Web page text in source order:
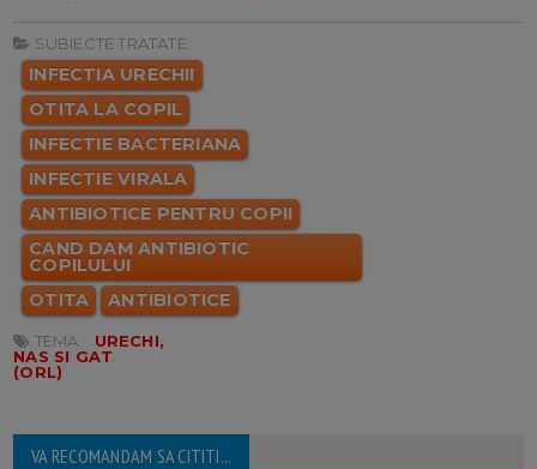
SUBIECTE TRATATE:
INFECTIA URECHII
OTITA LA COPIL
INFECTIE BACTERIANA
INFECTIE VIRALA
ANTIBIOTICE PENTRU COPII
CAND DAM ANTIBIOTIC
COPILULUI
OTITA
ANTIBIOTICE
TEMA:
URECHI,
NAS SI GAT
(ORL)
VA RECOMANDAM SA CITITI...